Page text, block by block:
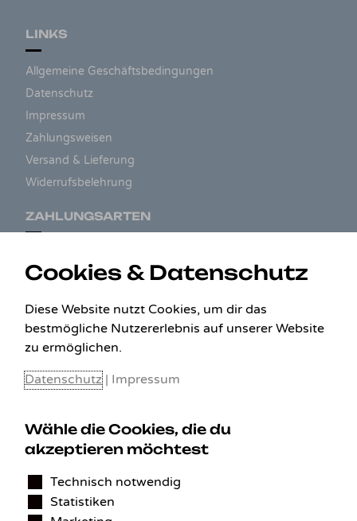
LINKS
Allgemeine Geschäftsbedingungen
Datenschutz
Impressum
Zahlungsweisen
Versand & Lieferung
Widerrufsbelehrung
ZAHLUNGSARTEN
KONTAKT
Benedikt Stelzner
Autopflege Stelzner
Kohlgraben 2b
Cookies & Datenschutz
Diese Website nutzt Cookies, um dir das
bestmögliche Nutzererlebnis auf unserer Website
zu ermöglichen.
Datenschutz | Impressum
Wähle die Cookies, die du
akzeptieren möchtest
Technisch notwendig
Statistiken